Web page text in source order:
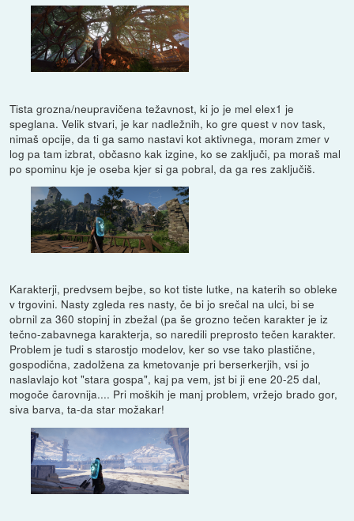
Tista grozna/neupravičena težavnost, ki jo je mel elex1 je
speglana. Velik stvari, je kar nadležnih, ko gre quest v nov task,
nimaš opcije, da ti ga samo nastavi kot aktivnega, moram zmer v
log pa tam izbrat, občasno kak izgine, ko se zaključi, pa moraš mal
po spominu kje je oseba kjer si ga pobral, da ga res zaključiš.
Karakterji, predvsem bejbe, so kot tiste lutke, na katerih so obleke
v trgovini. Nasty zgleda res nasty, če bi jo srečal na ulci, bi se
obrnil za 360 stopinj in zbežal (pa še grozno tečen karakter je iz
tečno-zabavnega karakterja, so naredili preprosto tečen karakter.
Problem je tudi s starostjo modelov, ker so vse tako plastične,
gospodična, zadolžena za kmetovanje pri berserkerjih, vsi jo
naslavlajo kot "stara gospa", kaj pa vem, jst bi ji ene 20-25 dal,
mogoče čarovnija.... Pri moških je manj problem, vržejo brado gor,
siva barva, ta-da star možakar!